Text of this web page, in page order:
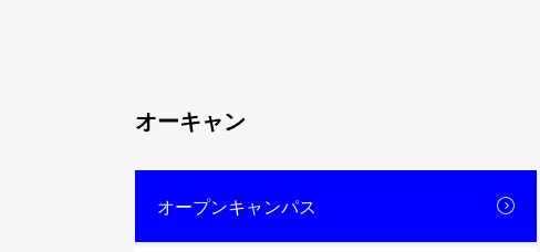
オーキャン
オープンキャンパス